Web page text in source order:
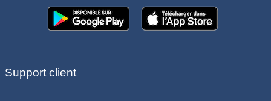
Support client